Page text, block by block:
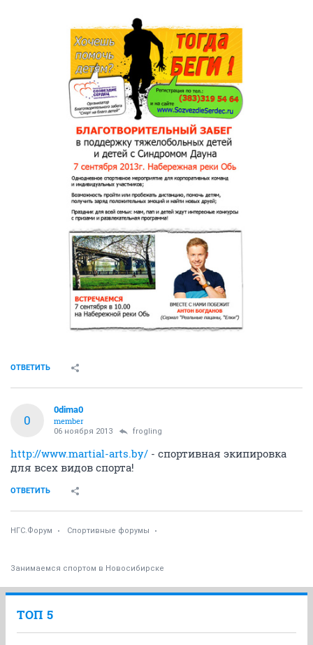
ОТВЕТИТЬ
0
0dima0
member
06 ноября 2013 frogling
http://www.martial-arts.by/ - спортивная экипировка
для всех видов спорта!
ОТВЕТИТЬ
НГС.Форум Спортивные форумы
Занимаемся спортом в Новосибирске
ТОП 5